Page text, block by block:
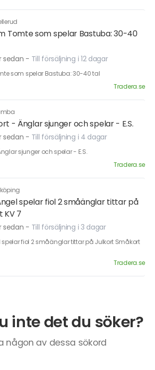
Tomte som spelar Bastuba: 30-40
sedan - Till försäljning i 12 dagar
som spelar Bastuba: 30-40 tal
Tradera.se
- Änglar sjunger och spelar - E.S.
sedan - Till försäljning i 4 dagar
sjunger och spelar - E.S.
Tradera.se
spelar fiol 2 småänglar tittar på
KV 7
sedan - Till försäljning i 3 dagar
spelar fiol 2 småänglar tittar på Julkort Småkort
Tradera.se
inte det du söker?
någon av dessa sökord